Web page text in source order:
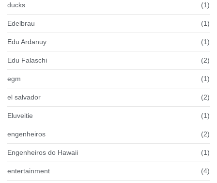
ducks (1)
Edelbrau (1)
Edu Ardanuy (1)
Edu Falaschi (2)
egm (1)
el salvador (2)
Eluveitie (1)
engenheiros (2)
Engenheiros do Hawaii (1)
entertainment (4)